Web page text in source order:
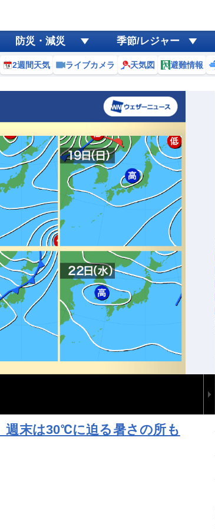
防災・減災 季節/レジャー
2週間天気 ライブカメラ 天気図 避難情報
末は30℃に迫る暑さの所も